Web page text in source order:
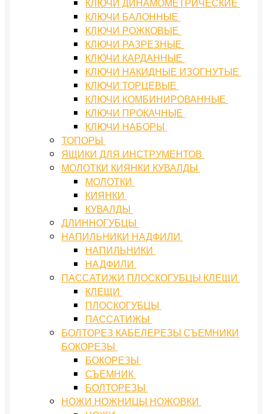
КЛЮЧИ ДИНАМОМЕТРИЧЕСКИЕ
КЛЮЧИ БАЛОННЫЕ
КЛЮЧИ РОЖКОВЫЕ
КЛЮЧИ РАЗРЕЗНЫЕ
КЛЮЧИ КАРДАННЫЕ
КЛЮЧИ НАКИДНЫЕ ИЗОГНУТЫЕ
КЛЮЧИ ТОРЦЕВЫЕ
КЛЮЧИ КОМБИНИРОВАННЫЕ
КЛЮЧИ ПРОКАЧНЫЕ
КЛЮЧИ НАБОРЫ
ТОПОРЫ
ЯЩИКИ ДЛЯ ИНСТРУМЕНТОВ
МОЛОТКИ КИЯНКИ КУВАЛДЫ
МОЛОТКИ
КИЯНКИ
КУВАЛДЫ
ДЛИННОГУБЦЫ
НАПИЛЬНИКИ НАДФИЛИ
НАПИЛЬНИКИ
НАДФИЛИ
ПАССАТИЖИ ПЛОСКОГУБЦЫ КЛЕЩИ
КЛЕЩИ
ПЛОСКОГУБЦЫ
ПАССАТИЖЫ
БОЛТОРЕЗ КАБЕЛЕРЕЗЫ СЪЕМНИКИ
БОКОРЕЗЫ
БОКОРЕЗЫ
СЪЕМНИК
БОЛТОРЕЗЫ
НОЖИ НОЖНИЦЫ НОЖОВКИ